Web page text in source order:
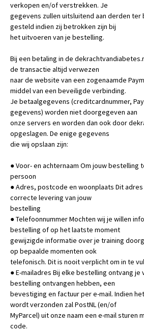
verkopen en/of verstrekken. Je
gegevens zullen uitsluitend aan derden ter
gesteld indien zij betrokken zijn bij
het uitvoeren van je bestelling.
Bij een betaling in de
de transactie altijd verwezen
naar de website van een zogenaamde
middel van een beveiligde verbinding.
Je betaalgegevens (creditcardnummer,
gegevens) worden niet doorgegeven aan
onze servers en worden dan ook door
opgeslagen. De enige gegevens
die wij opslaan zijn:
● Voor- en achternaam Om jouw bestelling
persoon
● Adres, postcode en woonplaats Dit
correcte levering van jouw
bestelling
● Telefoonnummer Mochten wij je willen
bestelling of op het laatste moment
gewijzigde informatie over je training
op bepaalde momenten ook
telefonisch. Dit is nooit verplicht om in te
● E-mailadres Bij elke bestelling ontvang je
bestelling ontvangen hebben, een
bevestiging en factuur per e-mail. Indien
wordt verzonden zal PostNL (en/of
MyParcel) uit onze naam een e-mail sturen
code.